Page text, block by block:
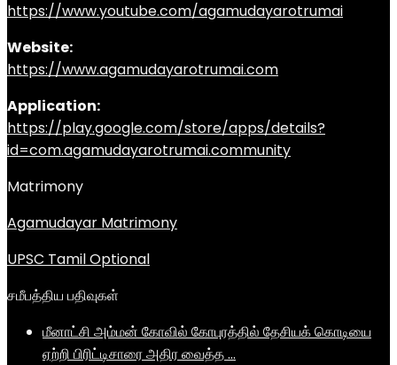
https://www.youtube.com/agamudayarotrumai
Website:
https://www.agamudayarotrumai.com
Application:
https://play.google.com/store/apps/details?
id=com.agamudayarotrumai.community
Matrimony
Agamudayar Matrimony
UPSC Tamil Optional
சமீபத்திய பதிவுகள்
மீனாட்சி அம்மன் கோவில் கோபுரத்தில் தேசியக் கொடியை
ஏற்றி பிரிட்டிசாரை அதிர வைத்த …